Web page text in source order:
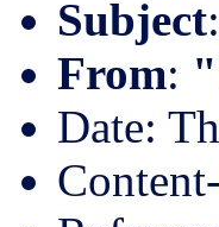
Subject:
From:
Date: